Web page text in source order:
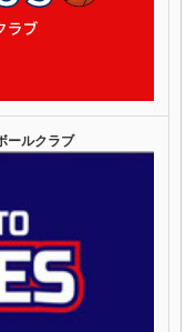
ールクラブ